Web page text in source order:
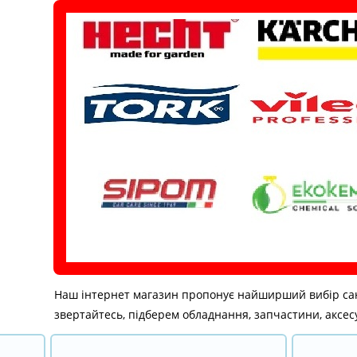
Наш інтернет магазин пропонує найширший вибір
звертайтесь, підберем обладнання, запчастини,